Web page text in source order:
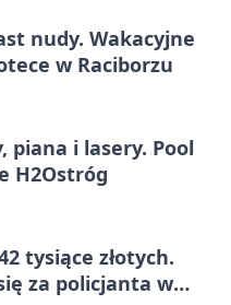
nudy. Wakacyjne
w Raciborzu
piana i lasery. Pool
H2Ostróg
tysiące złotych.
za policjanta w